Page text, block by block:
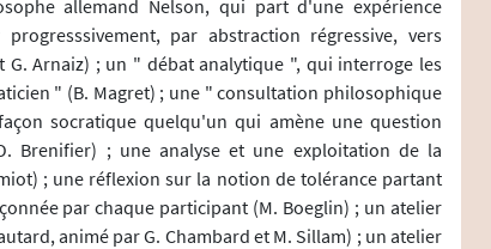
allemand Nelson, qui part d'une expérience
par abstraction régressive, vers
Arnaiz) ; un " débat analytique ", qui interroge les
" (B. Magret) ; une " consultation philosophique
socratique quelqu'un qui amène une question
Brenifier) ; une analyse et une exploitation de la
; une réflexion sur la notion de tolérance partant
par chaque participant (M. Boeglin) ; un atelier
animé par G. Chambard et M. Sillam) ; un atelier